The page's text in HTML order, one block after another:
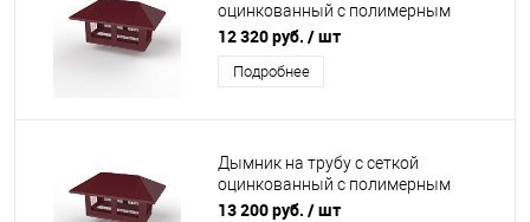
оцинкованный с полимерным
покрытием до 2400мм RAL 3005
12 320 руб. / шт
Подробнее
Дымник на трубу с сеткой
оцинкованный с полимерным
покрытием до 2800мм RAL 3005
13 200 руб. / шт